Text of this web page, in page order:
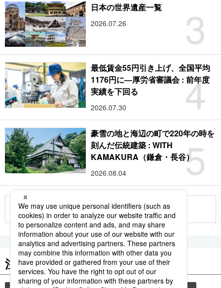
3
日本の世界遺産一覧
2026.07.26
4
最低賃金55円引き上げ、全国平均
1176円に―厚労省審議会 : 前年度
実績を下回る
2026.07.30
5
豪雪の地と海辺の町で220年の時を
刻んだ伝統建築 : WITH
KAMAKURA（鎌倉・長谷）
2026.08.04
もっと見る
注目のキーワード